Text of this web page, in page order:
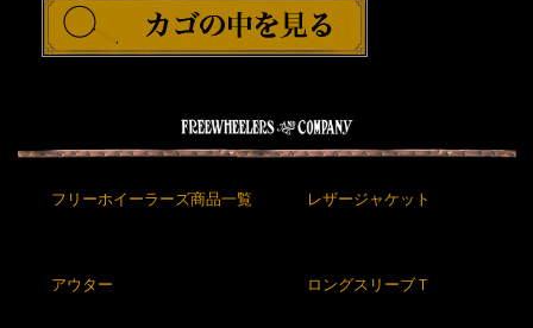
フリーホイーラーズ商品一覧 レザージャケット
アウター ロングスリーブＴ